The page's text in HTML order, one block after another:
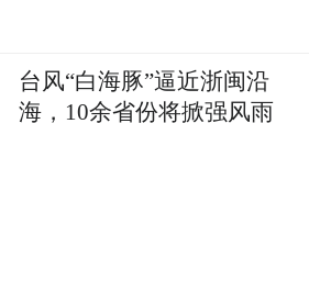
台风“白海豚”逼近浙闽沿
海，10余省份将掀强风雨